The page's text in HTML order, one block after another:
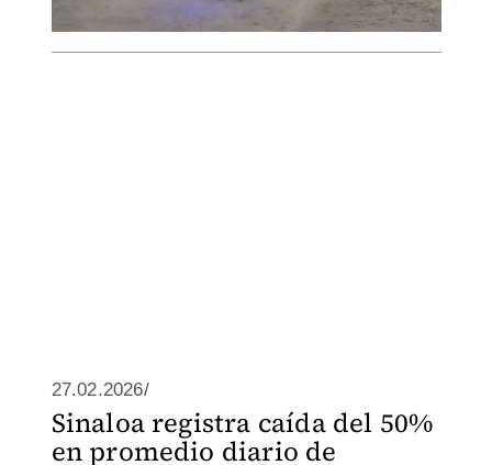
27.02.2026/
Sinaloa registra caída del 50%
en promedio diario de